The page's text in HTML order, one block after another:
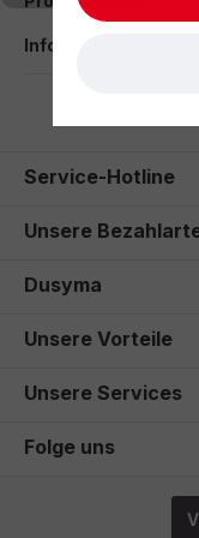
Informationen und
Service-Hotline
Unsere
Dusyma
Unsere Vorteile
Unsere Services
Folge uns